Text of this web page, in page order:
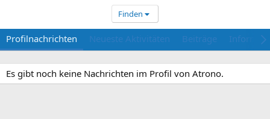
Finden
Profilnachrichten Neueste Aktivitäten Beiträge
Es gibt noch keine Nachrichten im Profil von Atrono.